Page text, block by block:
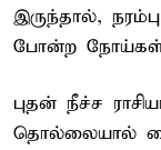
இருந்தால்,
போன்ற நோய்கள்
புதன் நீச்ச
தொல்லையால் கை